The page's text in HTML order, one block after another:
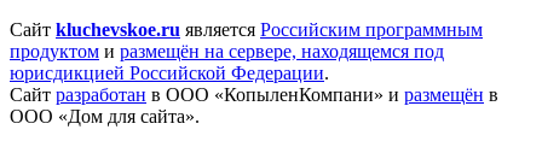
Сайт kluchevskoe.ru является Российским программным
продуктом и размещён на сервере, находящемся под
юрисдикцией Российской Федерации.
Сайт разработан в ООО «КопыленКомпани» и размещён в
ООО «Дом для сайта».